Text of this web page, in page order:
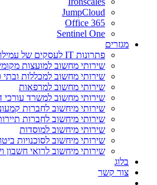
JumpCloud
Office 365
Sentinel One
מגזרים
פתרונות IT לעסקים של עמילות מכס
שירותי מחשוב למועצות
שירותי מחשוב למכללות ובתי
שירותי מחשוב למרפאות
שירותי מחשוב למשרד עורכי
שירותי מיחשוב לחברות
שירותי מיחשוב לחברות
שירותי מיחשוב למוסדות
שירותי מיחשוב לסוכנויות
שירותי מיחשוב לרואי חשבון
בלוג
צור קשר